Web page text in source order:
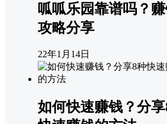
呱呱乐园靠谱吗？
攻略分享
22年1月14日
如何快速赚钱？分